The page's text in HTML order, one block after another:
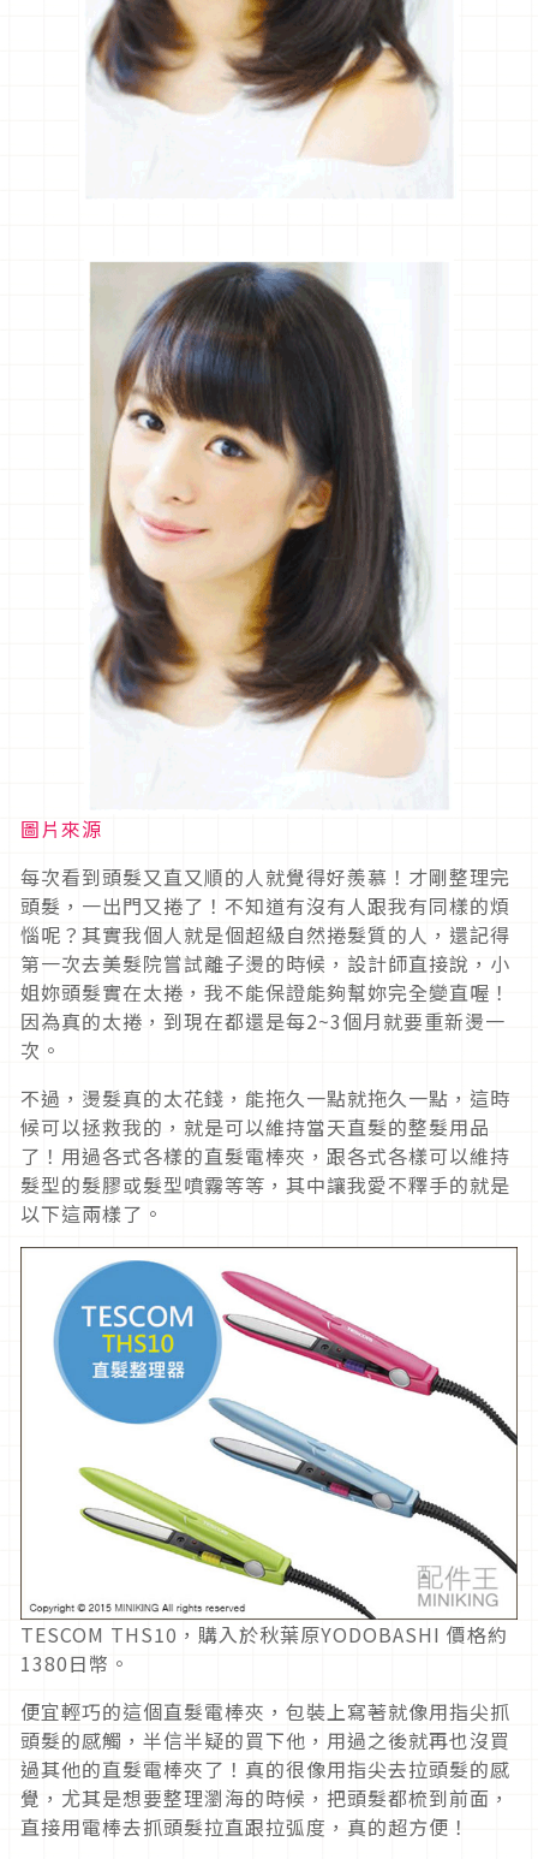
圖片來源
每次看到頭髮又直又順的人就覺得好羨慕！才剛整理完
頭髮，一出門又捲了！不知道有沒有人跟我有同樣的煩
惱呢？其實我個人就是個超級自然捲髮質的人，還記得
第一次去美髮院嘗試離子燙的時候，設計師直接說，小
姐妳頭髮實在太捲，我不能保證能夠幫妳完全變直喔！
因為真的太捲，到現在都還是每2~3個月就要重新燙一
次。
不過，燙髮真的太花錢，能拖久一點就拖久一點，這時
候可以拯救我的，就是可以維持當天直髮的整髮用品
了！用過各式各樣的直髮電棒夾，跟各式各樣可以維持
髮型的髮膠或髮型噴霧等等，其中讓我愛不釋手的就是
以下這兩樣了。
TESCOM THS10，購入於秋葉原YODOBASHI 價格約
1380日幣。
便宜輕巧的這個直髮電棒夾，包裝上寫著就像用指尖抓
頭髮的感觸，半信半疑的買下他，用過之後就再也沒買
過其他的直髮電棒夾了！真的很像用指尖去拉頭髮的感
覺，尤其是想要整理瀏海的時候，把頭髮都梳到前面，
直接用電棒去抓頭髮拉直跟拉弧度，真的超方便！